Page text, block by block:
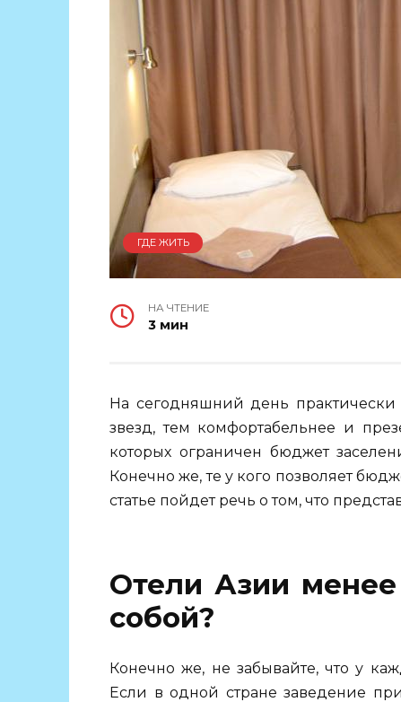
ГДЕ ЖИТЬ
НА ЧТЕНИЕ
3 мин
На сегодняшний день практически
звезд, тем комфортабельнее и
которых ограничен бюджет
Конечно же, те у кого позволяет
статье пойдет речь о том, что
Отели Азии
собой?
Конечно же, не забывайте, что у
Если в одной стране заведение